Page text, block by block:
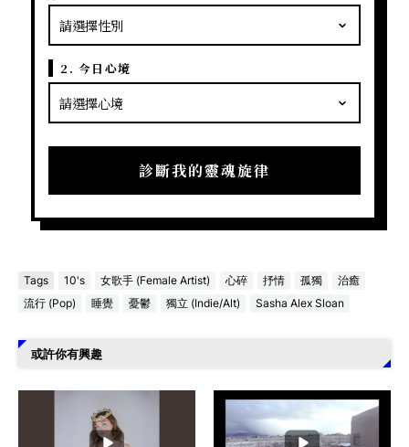
2. 今日心境
診斷我的靈魂旋律
Tags 10's 女歌手 (Female Artist) 心碎 抒情 孤獨
治癒
流行 (Pop)
睡覺 憂鬱 獨立 (Indie/Alt) Sasha Alex Sloan
或許你有興趣